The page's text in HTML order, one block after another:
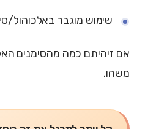
שימוש מוגבר באלכוהול/
אם זיהיתם כמה מהסימנים
משהו.